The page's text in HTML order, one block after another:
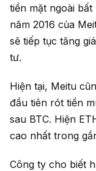
tiền mặt ngoài
năm 2016 của
sẽ tiếp tục tăng
tư.
Hiện tại, Meitu
đầu tiên rót tiền
sau BTC. Hiện
cao nhất trong
Công ty cho biết